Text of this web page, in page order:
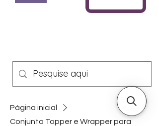
Página inicial
Conjunto Topper e Wrapper para